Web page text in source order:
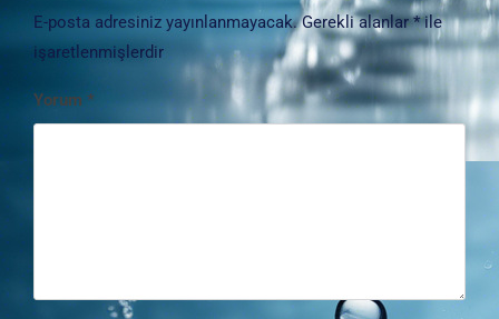
E-posta adresiniz yayınlanmayacak. Gerekli alanlar*ile
işaretlenmişlerdir
Yorum *